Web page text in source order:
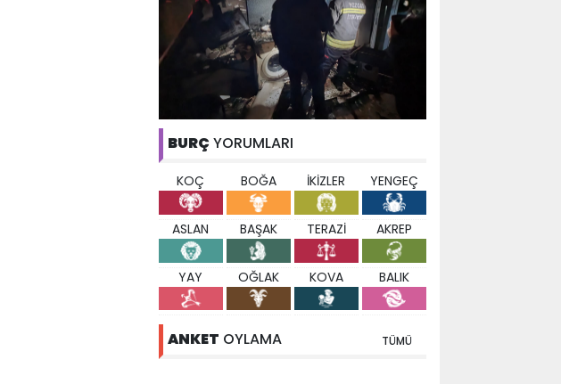
BURÇ YORUMLARI
KOÇ BOĞA İKİZLER YENGEÇ
ASLAN BAŞAK TERAZİ AKREP
YAY OĞLAK KOVA BALIK
ANKET OYLAMA TÜMÜ